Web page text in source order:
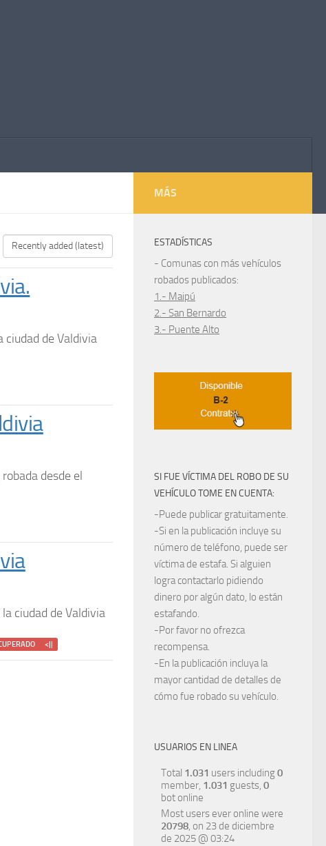
ciudad de Valdivia
desde el
ciudad de Valdivia
<||
MÁS
ESTADÍSTICAS
- Comunas con más vehículos
robados publicados:
1.- Maipú
2.- San Bernardo
3.- Puente Alto
SI FUE VÍCTIMA DEL ROBO DE SU
VEHÍCULO TOME EN CUENTA:
-Puede publicar gratuitamente.
-Si en la publicación incluye su
número de teléfono, puede ser
víctima de estafa. Si alguien
logra contactarlo pidiendo
dinero por algún dato, lo están
estafando.
-Por favor no ofrezca
recompensa.
-En la publicación incluya la
mayor cantidad de detalles de
cómo fue robado su vehículo.
USUARIOS EN LINEA
Total 1.031 users including0
member, 1.031 guests, 0
bot online
Most users ever online were
20798, on 23 de diciembre
de 2025 @ 03:24